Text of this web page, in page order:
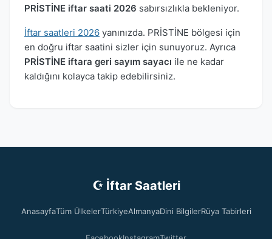
PRİSTİNE iftar saati 2026 sabırsızlıkla bekleniyor.
İftar saatleri 2026 yanınızda. PRİSTİNE bölgesi için
en doğru iftar saatini sizler için sunuyoruz. Ayrıca
PRİSTİNE iftara geri sayım sayacı ile ne kadar
kaldığını kolayca takip edebilirsiniz.
☪ İftar Saatleri
AnasayfaTüm ÜlkelerTürkiyeAlmanyaDini BilgilerRüya Tabirleri